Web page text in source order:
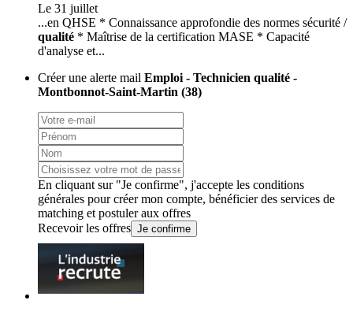
Le 31 juillet
...en QHSE * Connaissance approfondie des normes sécurité /
qualité * Maîtrise de la certification MASE * Capacité
d'analyse et...
Créer une alerte mail Emploi - Technicien qualité -
Montbonnot-Saint-Martin (38)
En cliquant sur "Je confirme", j'accepte les conditions
générales pour créer mon compte, bénéficier des services de
matching et postuler aux offres
Recevoir les offres Je confirme